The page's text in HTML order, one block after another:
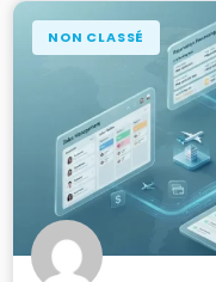
NON CLASSÉ